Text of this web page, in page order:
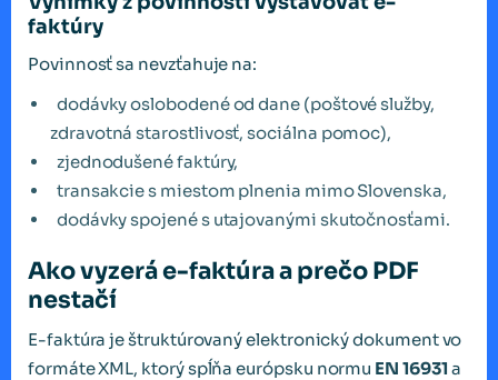
faktúry
Povinnosť sa nevzťahuje na:
dodávky oslobodené od dane (poštové služby,
zdravotná starostlivosť, sociálna pomoc),
zjednodušené faktúry,
transakcie s miestom plnenia mimo Slovenska,
dodávky spojené s utajovanými skutočnosťami.
Ako vyzerá e-faktúra a prečo PDF
nestačí
E-faktúra je štruktúrovaný elektronický dokument vo
formáte XML, ktorý spĺňa európsku normu EN 16931 a